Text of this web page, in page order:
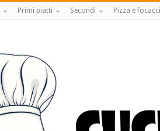
Primi piatti Secondi Pizza e